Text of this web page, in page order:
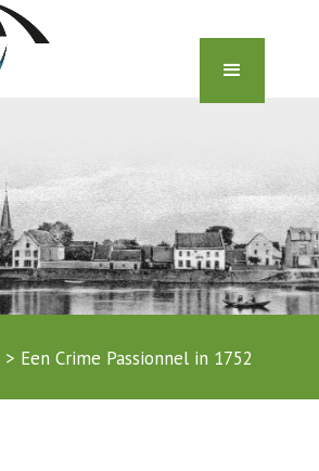
> Een Crime Passionnel in 1752